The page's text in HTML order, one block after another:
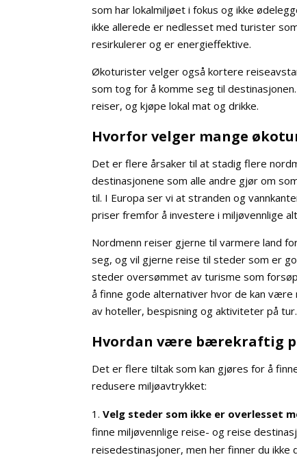
som har lokalmiljøet i fokus og ikke
ikke allerede er nedlesset med turister
resirkulerer og er energieffektive.
Økoturister velger også kortere
som tog for å komme seg til
reiser, og kjøpe lokal mat og drikke.
Hvorfor velger mange
Det er flere årsaker til at stadig flere
destinasjonene som alle andre gjør om
til. I Europa ser vi at stranden og
priser fremfor å investere i miljøvennlige
Nordmenn reiser gjerne til varmere land
seg, og vil gjerne reise til steder som er
steder oversømmet av turisme som
å finne gode alternativer hvor de kan
av hoteller, bespisning og aktiviteter på tur.
Hvordan være bærekraftig
Det er flere tiltak som kan gjøres for å
redusere miljøavtrykket:
Velg steder som ikke er overlesset
finne miljøvennlige reise- og reise
reisedestinasjoner, men her finner du ikke